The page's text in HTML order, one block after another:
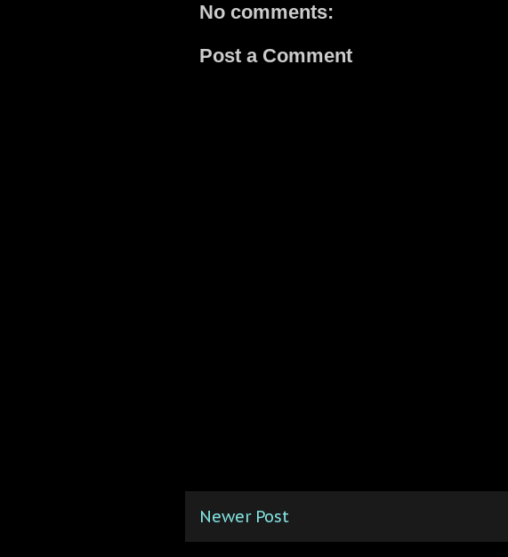
No comments:
Post a Comment
Newer Post